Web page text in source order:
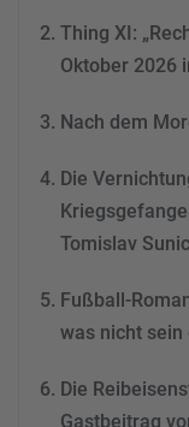
Mehr
Consent
Thing XI:
Oktober 2026
Nach dem
Die
Tomislav Sunic
Fußball-
was nicht sein
Die
Gastbeitrag